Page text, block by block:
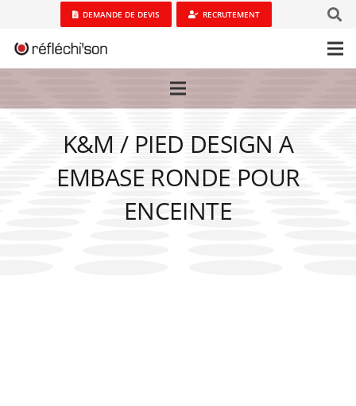
DEMANDE DE DEVIS RECRUTEMENT
K&M / PIED DESIGN A
EMBASE RONDE POUR
ENCEINTE